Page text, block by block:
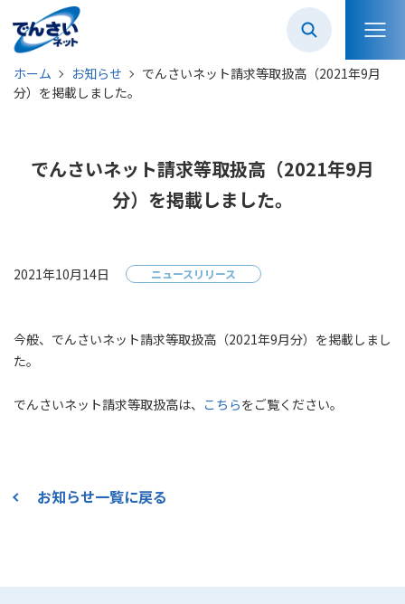
ホーム お知らせ
でんさいネット請求等取扱高（2021年9月
分）を掲載しました。
でんさいネット請求等取扱高（2021年9月
分）を掲載しました。
2021年10月14日 ニュースリリース
今般、でんさいネット請求等取扱高（2021年9月分）を掲載しまし
た。
でんさいネット請求等取扱高は、 こちらをご覧ください。
お知らせ一覧に戻る